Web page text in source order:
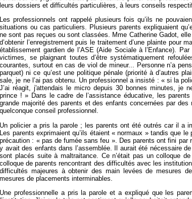
leurs dossiers et difficultés particulières, à leurs conseils
Les professionnels ont rappelé plusieurs fois qu’ils ne
situations ou cas particuliers. Plusieurs parents expliquaient
ne sont pas reçues ou sont classées. Mme Catherine Gadot,
d’obtenir l’enregistrement puis le traitement d’une plainte pour
établissement gardien de l’ASE (Aide Sociale à l’Enfance).
victimes, se plaignant toutes d’être systématiquement
courantes, surtout en cas de viol de mineur... Personne n’a
parquet) ni ce qu’est une politique pénale (priorité à d’autres
sale, je ne l’ai pas obtenu. Un professionnel a insisté : « si la
J’ai réagit, j'attendais le micro depuis 30 bonnes minutes, je
prince ! » Dans le cadre de l’assistance éducative, les
grande majorité des parents et des enfants concernées par
quelconque conseil professionnel.
Un policier a pris la parole ; les parents ont été outrés car il a
Les parents exprimaient qu’ils étaient « normaux » tandis que
précaution : « pas de fumée sans feu ». Des parents ont fini par
y avait des enfants dans l’assemblée. Il aurait été nécessaire
sont placés suite à maltraitance. Ce n’était pas un colloque
colloque de parents rencontrant des difficultés avec les
difficultés majeures à obtenir des main levées de mesures
mesures de placements interminables.
Une professionnelle a pris la parole et a expliqué que les